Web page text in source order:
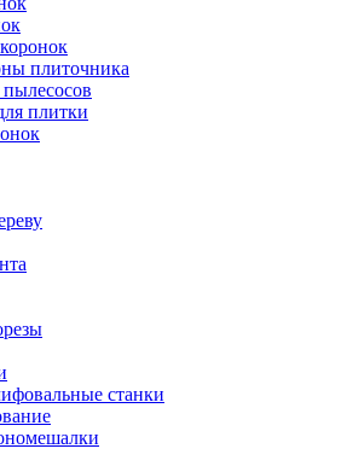
плиточника
плитки
станки